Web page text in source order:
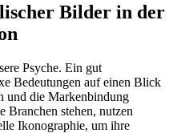
Bilder in der
Psyche. Ein gut
Bedeutungen auf einen Blick
und die Markenbindung
Branchen stehen, nutzen
Ikonographie, um ihre